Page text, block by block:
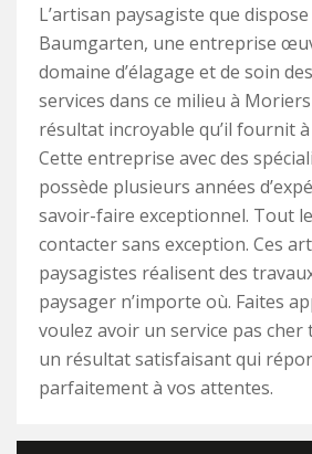
L’artisan paysagiste que
Baumgarten, une entreprise
domaine d’élagage et de soin
services dans ce milieu à
résultat incroyable qu’il fournit
Cette entreprise avec des
possède plusieurs années
savoir-faire exceptionnel. Tout
contacter sans exception. Ces
paysagistes réalisent des
paysager n’importe où. Faites
voulez avoir un service pas
un résultat satisfaisant qui
parfaitement à vos attentes.